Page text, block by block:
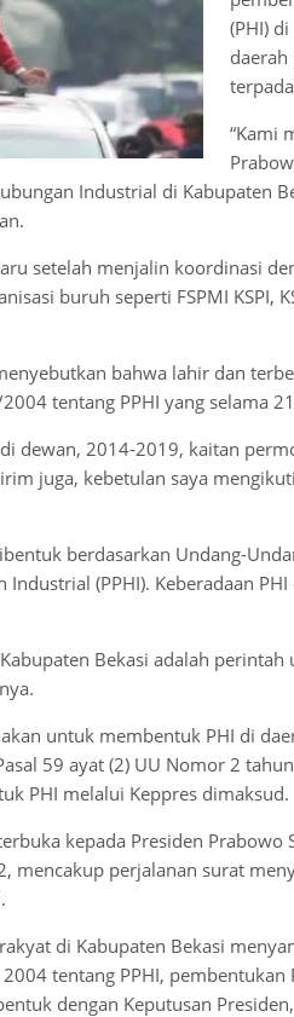
(PHI)
“Kami
Industrial di Kabupaten
setelah menjalin koordinasi
buruh seperti FSPMI KSPI,
bahwa lahir dan
tentang PPHI yang selama
dewan, 2014-2019, kaitan
juga, kebetulan saya
berdasarkan Undang-
Industrial (PPHI). Keberadaan
Bekasi adalah
untuk membentuk PHI di
59 ayat (2) UU Nomor 2
PHI melalui Keppres dimaksud.
kepada Presiden
mencakup perjalanan surat
di Kabupaten Bekasi
tentang PPHI,
dengan Keputusan